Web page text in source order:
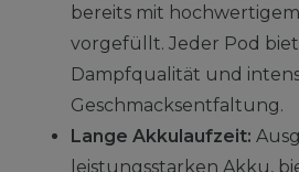
bereits mit
vorgefüllt. Jeder Pod
Dampfqualität und
Geschmacksentfaltung.
Lange Akkulaufzeit:
leistungsstarken Akku,